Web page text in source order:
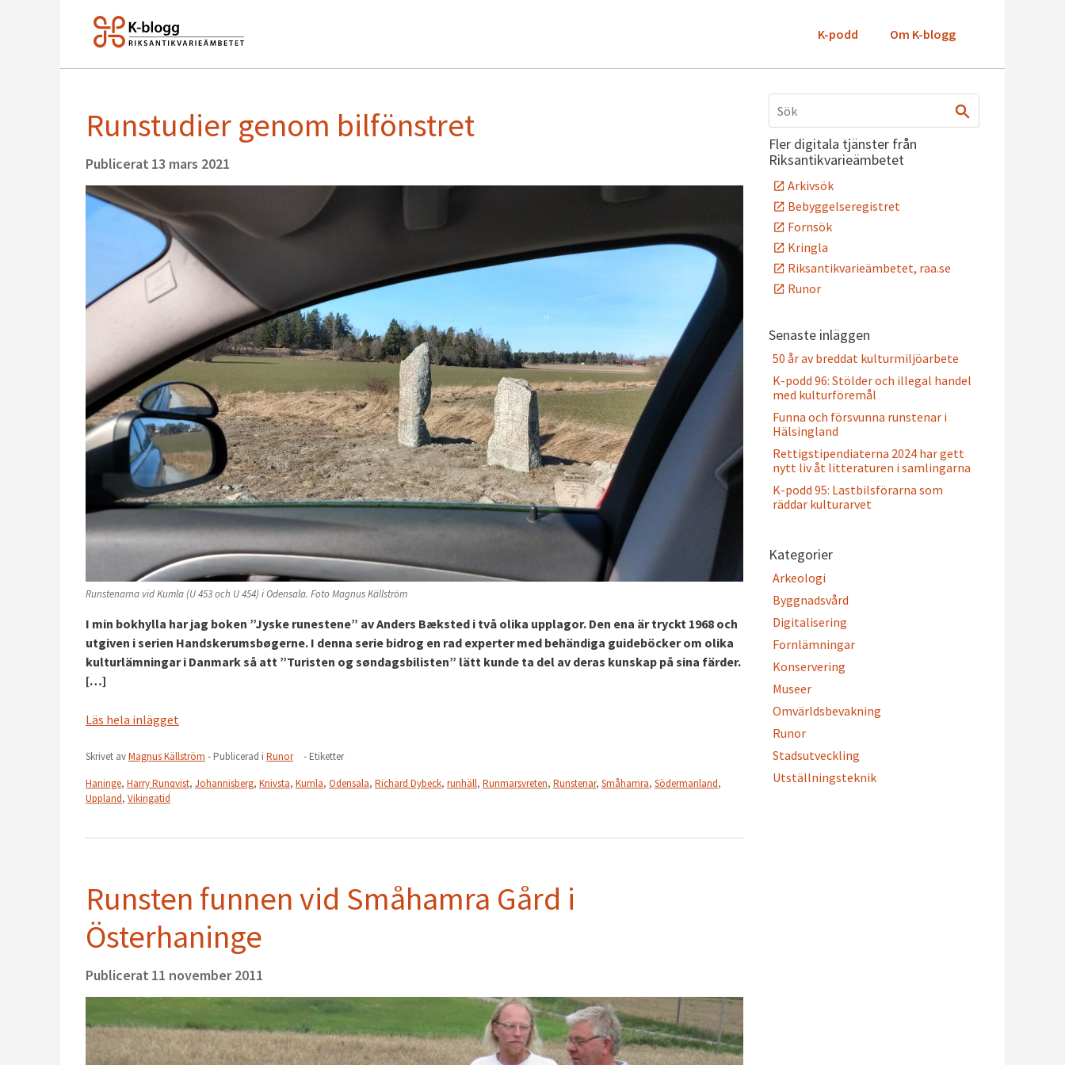
K-podd Om K-blogg
Runstudier genom bilfönstret
Publicerat 13 mars 2021
Runstenarna vid Kumla (U 453 och U 454) i Odensala. Foto Magnus Källström
I min bokhylla har jag boken ”Jyske runestene” av Anders Bæksted i två olika upplagor. Den ena är tryckt 1968 och
utgiven i serien Handskerumsbøgerne. I denna serie bidrog en rad experter med behändiga guideböcker om olika
kulturlämningar i Danmark så att ”Turisten og søndagsbilisten” lätt kunde ta del av deras kunskap på sina färder.
[…]
Läs hela inlägget
Skrivet avMagnus Källström - Publicerad i Runor
- Etiketter
Haninge, Harry Runqvist, Johannisberg, Knivsta, Kumla, Odensala, Richard Dybeck, runhäll, Runmarsvreten, Runstenar, Småhamra, Södermanland,
Uppland, Vikingatid
Runsten funnen vid Småhamra Gård i
Österhaninge
Publicerat 11 november 2011
Fler digitala tjänster från
Riksantikvarieämbetet
Arkivsök
Bebyggelseregistret
Fornsök
Kringla
Riksantikvarieämbetet, raa.se
Runor
Senaste inläggen
50 år av breddat kulturmiljöarbete
K-podd 96: Stölder och illegal handel
med kulturföremål
Funna och försvunna runstenar i
Hälsingland
Rettigstipendiaterna 2024 har gett
nytt liv åt litteraturen i samlingarna
K-podd 95: Lastbilsförarna som
räddar kulturarvet
Kategorier
Arkeologi
Byggnadsvård
Digitalisering
Fornlämningar
Konservering
Museer
Omvärldsbevakning
Runor
Stadsutveckling
Utställningsteknik